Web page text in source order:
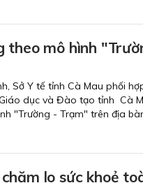
theo mô hình
Sở Y tế tỉnh Cà Mau phối
Giáo dục và Đào tạo tỉnh Cà
"Trường - Trạm" trên địa
lo sức khoẻ